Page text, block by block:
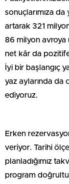
sonuçlarımıza
artarak 321
86 milyon avroya
net kâr da
İyi bir başlangıç
yaz aylarında da
ediyoruz.
Erken
veriyor. Tarihi
planladığımız
program